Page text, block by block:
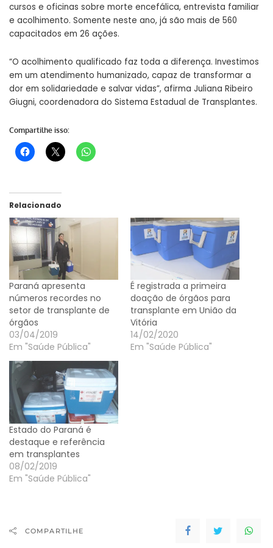
cursos e oficinas sobre morte encefálica, entrevista familiar
e acolhimento. Somente neste ano, já são mais de 560
capacitados em 26 ações.
“O acolhimento qualificado faz toda a diferença. Investimos
em um atendimento humanizado, capaz de transformar a
dor em solidariedade e salvar vidas”, afirma Juliana Ribeiro
Giugni, coordenadora do Sistema Estadual de Transplantes.
Compartilhe isso:
Relacionado
Paraná apresenta
números recordes no
setor de transplante de
órgãos
03/04/2019
Em "Saúde Pública"
É registrada a primeira
doação de órgãos para
transplante em União da
Vitória
14/02/2020
Em "Saúde Pública"
Estado do Paraná é
destaque e referência
em transplantes
08/02/2019
Em "Saúde Pública"
COMPARTILHE